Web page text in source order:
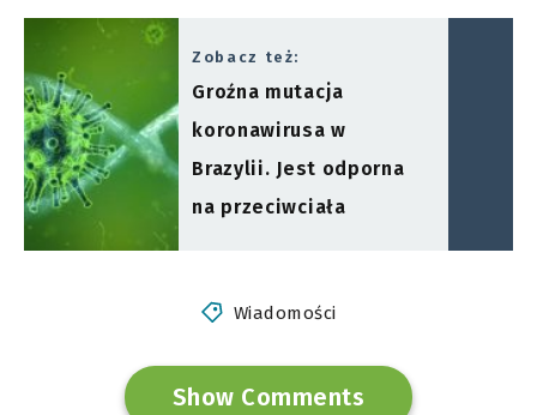
Zobacz też:
Groźna mutacja
koronawirusa w
Brazylii. Jest odporna
na przeciwciała
Wiadomości
Show Comments